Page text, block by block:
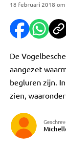
18 februari 2018
De
aangezet
begluren zijn.
zien,